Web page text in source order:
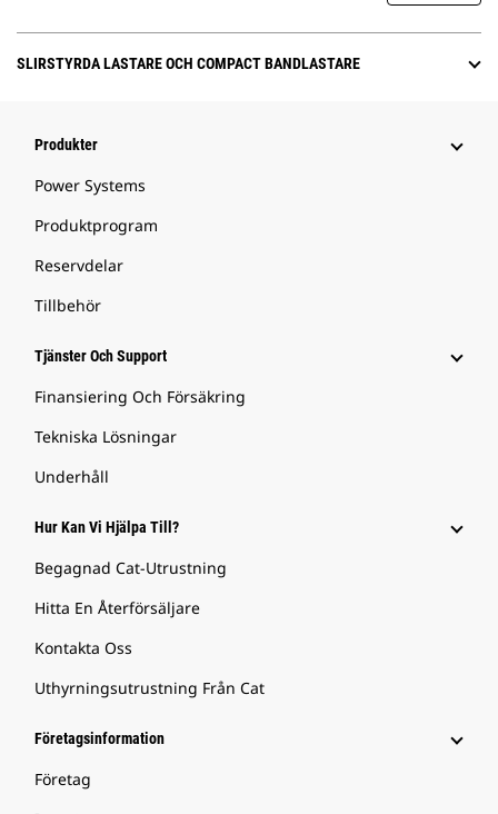
SLIRSTYRDA LASTARE OCH COMPACT BANDLASTARE
Produkter
Power Systems
Produktprogram
Reservdelar
Tillbehör
Tjänster Och Support
Finansiering Och Försäkring
Tekniska Lösningar
Underhåll
Hur Kan Vi Hjälpa Till?
Begagnad Cat-Utrustning
Hitta En Återförsäljare
Kontakta Oss
Uthyrningsutrustning Från Cat
Företagsinformation
Företag